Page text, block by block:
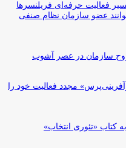
فعالیت حرفه‌ای فریلنسرها
عضو سازمان نظام صنفی
روح سازمان در عصر آشوب
مجدد فعالیت خود را
کتاب «تئوری انتخاب»